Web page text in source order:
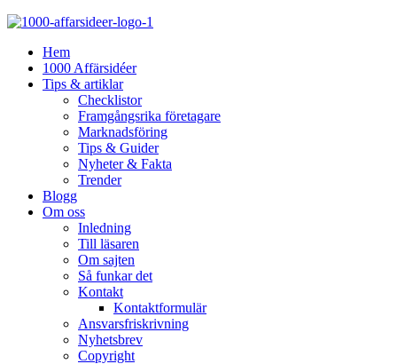
Hem
1000 Affärsidéer
Tips & artiklar
Checklistor
Framgångsrika företagare
Marknadsföring
Tips & Guider
Nyheter & Fakta
Trender
Blogg
Om oss
Inledning
Till läsaren
Om sajten
Så funkar det
Kontakt
Kontaktformulär
Ansvarsfriskrivning
Nyhetsbrev
Copyright